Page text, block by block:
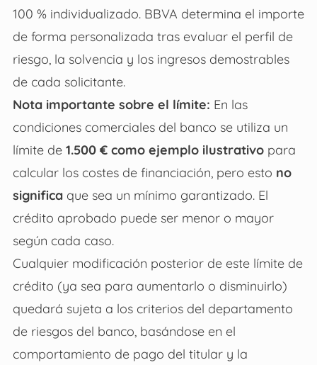
100 % individualizado. BBVA determina el importe
de forma personalizada tras evaluar el perfil de
riesgo, la solvencia y los ingresos demostrables
de cada solicitante.
Nota importante sobre el límite: En las
condiciones comerciales del banco se utiliza un
límite de 1.500 € como ejemplo ilustrativopara
calcular los costes de financiación, pero esto no
significaque sea un mínimo garantizado. El
crédito aprobado puede ser menor o mayor
según cada caso.
Cualquier modificación posterior de este límite de
crédito (ya sea para aumentarlo o disminuirlo)
quedará sujeta a los criterios del departamento
de riesgos del banco, basándose en el
comportamiento de pago del titular y la